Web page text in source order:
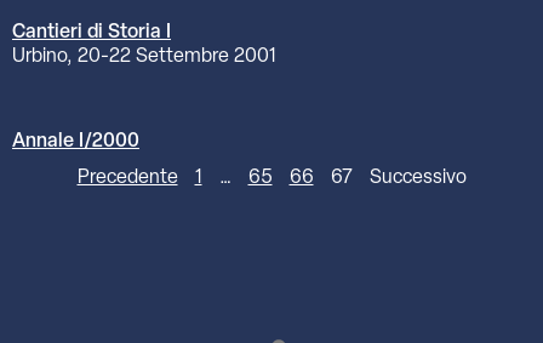
Cantieri di Storia I
Urbino, 20-22 Settembre 2001
Annale I/2000
Precedente
1 … 65 66 67 Successivo